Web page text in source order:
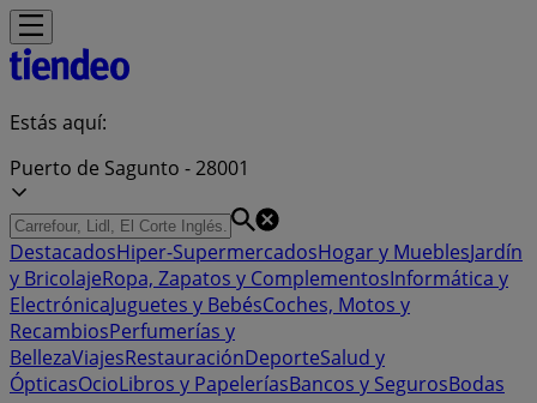
Estás aquí:
Puerto de Sagunto - 28001
DestacadosHiper-SupermercadosHogar y MueblesJardín
y BricolajeRopa, Zapatos y ComplementosInformática y
ElectrónicaJuguetes y BebésCoches, Motos y
RecambiosPerfumerías y
BellezaViajesRestauraciónDeporteSalud y
ÓpticasOcioLibros y PapeleríasBancos y SegurosBodas